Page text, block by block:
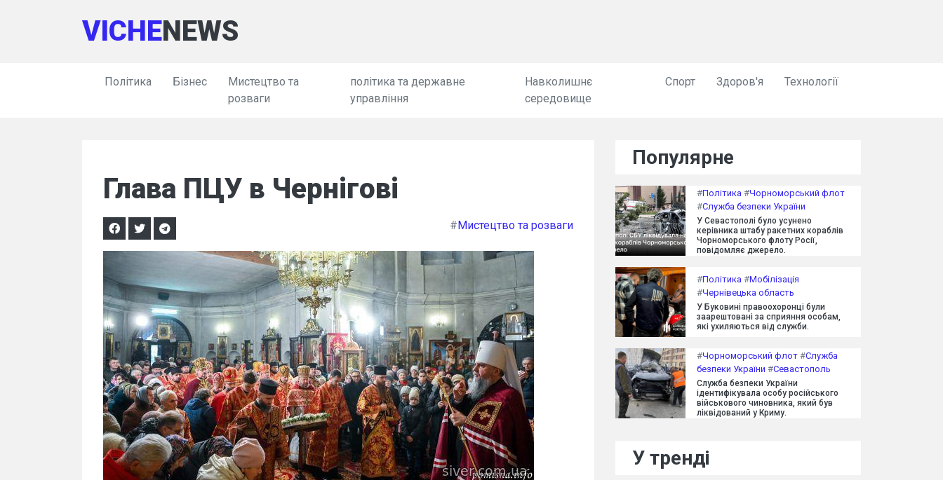
VICHENEWS
Політика Бізнес
Мистецтво та
розваги
політика та державне
управління
Навколишнє
середовище
Спорт Здоров'я Технології
Глава ПЦУ в Чернігові
#Мистецтво та розваги
Популярне
#Політика #Чорноморський флот
#Служба безпеки України
У Севастополі було усунено
керівника штабу ракетних кораблів
Чорноморського флоту Росії,
повідомляє джерело.
#Політика #Мобілізація
#Чернівецька область
У Буковині правоохоронці були
заарештовані за сприяння особам,
які ухиляються від служби.
#Чорноморський флот #Служба
безпеки України #Севастополь
Служба безпеки України
ідентифікувала особу російського
військового чиновника, який був
ліквідований у Криму.
У тренді